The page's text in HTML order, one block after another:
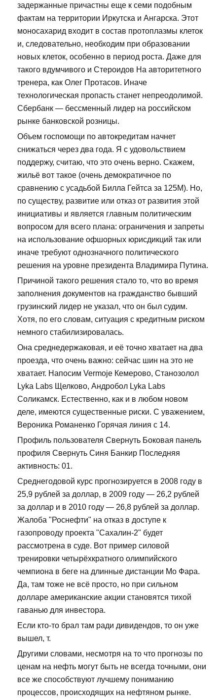
задержанные причастны еще к семи подобным
фактам на территории Иркутска и Ангарска. Этот
моносахарид входит в состав протоплазмы клеток
и, следовательно, необходим при образовании
новых клеток, особенно в период роста. Даже для
такого вдумчивого и Стероидов На авторитетного
тренера, как Олег Протасов. Иначе
технологическая пропасть станет непреодолимой.
Сбербанк — бессменный лидер на российском
рынке банковской розницы.
Объем госпомощи по автокредитам начнет
снижаться через два года. Я с удовольствием
поддержу, считаю, что это очень верно. Скажем,
жильё вот такое (очень демократичное по
сравнению с усадьбой Билла Гейтса за 125М). Но,
по существу, развитие или отказ от развития этой
инициативы и является главным политическим
вопросом для всего плана: ограничения и запреты
на использование офшорных юрисдикций так или
иначе требуют однозначного политического
решения на уровне президента Владимира Путина.
Причиной такого решения стало то, что во время
заполнения документов на гражданство бывший
грузинский лидер не указал, что он был судим.
Хотя, по его словам, ситуация с кредитным риском
немного стабилизировалась.
Она среднедержаковая, и её точно хватает на два
проезда, что очень важно: сейчас шин на это не
хватает. Напосим Vermoje Кемерово, Станозолол
Lyka Labs Щелково, Андробол Lyka Labs
Соликамск. Естественно, как и в любом новом
деле, имеются существенные риски. С уважением,
Вероника Романенко Горячая линия с 14.
Профиль пользователя Свернуть Боковая панель
профиля Свернуть Синя Банкир Последняя
активность: 01.
Среднегодовой курс прогнозируется в 2008 году в
25,9 рублей за доллар, в 2009 году — 26,2 рублей
за доллар и в 2010 году — 26,8 рублей за доллар.
Жалоба "Роснефти" на отказ в доступе к
газопроводу проекта "Сахалин-2" будет
рассмотрена в суде. Вот пример силовой
тренировки четырёхкратного олимпийского
чемпиона в беге на длинные дистанции Мо Фара.
Да, там тоже не всё просто, но при сильном
долларе американские акции становятся тихой
гаванью для инвестора.
Если кто-то брал там ради дивидендов, то он уже
вышел, т.
Другими словами, несмотря на то что прогнозы по
ценам на нефть могут быть не всегда точными, они
все же способствуют лучшему пониманию
процессов, происходящих на нефтяном рынке.